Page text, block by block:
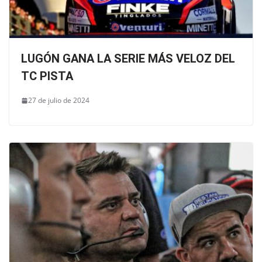
LUGÓN GANA LA SERIE MÁS VELOZ DEL
TC PISTA
27 de julio de 2024